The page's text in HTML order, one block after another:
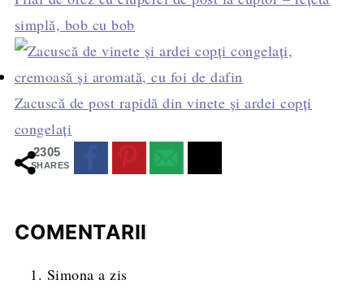
simplă, bob cu bob
Zacuscă de post rapidă din vinete și ardei copți
congelați
2305
SHARES
COMENTARII
Simona a zis